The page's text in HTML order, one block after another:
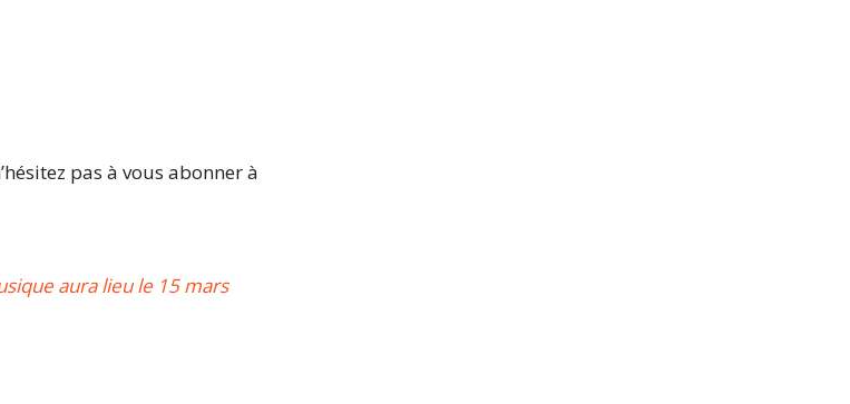
pas à vous abonner à
aura lieu le 15 mars